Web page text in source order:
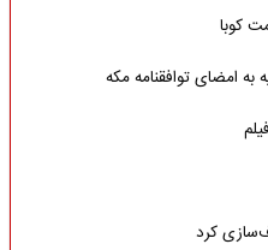
کوبا
امضای توافقنامه مکه
کرد